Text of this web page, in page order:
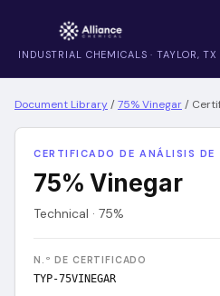
INDUSTRIAL CHEMICALS · TAYLOR, TX
Document Library/75% Vinegar/
CERTIFICADO DE ANÁLISIS DE
75% Vinegar
Technical · 75%
N.º DE CERTIFICADO
TYP-75VINEGAR